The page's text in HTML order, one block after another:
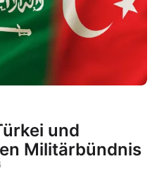
und
Militärbündnis